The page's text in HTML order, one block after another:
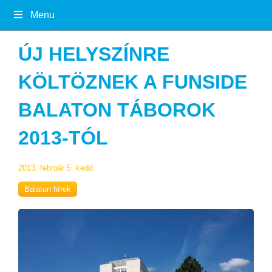
Menu
ÚJ HELYSZÍNRE
KÖLTÖZNEK A FUNSIDE
BALATON TÁBOROK
2013-TÓL
2013. február 5. kedd
Balaton hírek